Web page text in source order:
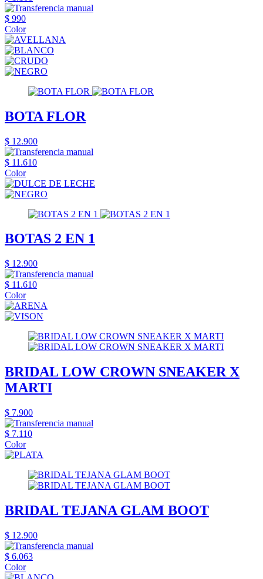
$ 990
Color
BOTA FLOR
$ 12.900
$ 11.610
Color
BOTAS 2 EN 1
$ 12.900
$ 11.610
Color
BRIDAL LOW CROWN SNEAKER X
MARTI
$ 7.900
$ 7.110
Color
BRIDAL TEJANA GLAM BOOT
$ 12.900
$ 6.063
Color